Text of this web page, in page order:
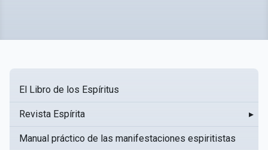
El Libro de los Espíritus
Revista Espírita ▸
Manual práctico de las manifestaciones espiritistas